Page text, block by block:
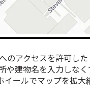
のアクセスを許可し
や建物名を入力しな
ールでマップを拡大